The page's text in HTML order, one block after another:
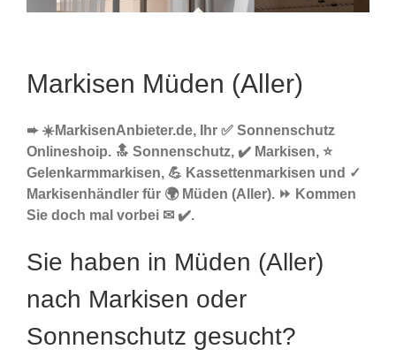
Markisen Müden (Aller)
➨ ☀️MarkisenAnbieter.de, Ihr ✅ Sonnenschutz
Onlineshoip. 🔝 Sonnenschutz, ✔️ Markisen, ⭐
Gelenkarmmarkisen, 💪 Kassettenmarkisen und ✓
Markisenhändler für 🌍 Müden (Aller). ⏩ Kommen
Sie doch mal vorbei ✉ ✔️.
Sie haben in Müden (Aller)
nach Markisen oder
Sonnenschutz gesucht?